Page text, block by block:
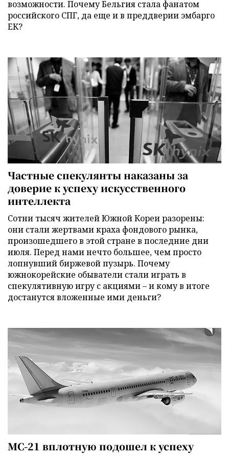
возможности. Почему Бельгия стала фанатом
российского СПГ, да еще и в преддверии эмбарго
ЕК?
Частные спекулянты наказаны за
доверие к успеху искусственного
интеллекта
Сотни тысяч жителей Южной Кореи разорены:
они стали жертвами краха фондового рынка,
произошедшего в этой стране в последние дни
июля. Перед нами нечто большее, чем просто
лопнувший биржевой пузырь. Почему
южнокорейские обыватели стали играть в
спекулятивную игру с акциями – и кому в итоге
достанутся вложенные ими деньги?
МС-21 вплотную подошел к успеху